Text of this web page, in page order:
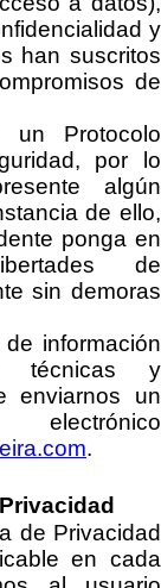
y
han suscritos
de
Protocolo
por lo
algún
de ello,
ponga en
de
sin demoras
información
técnicas y
enviarnos un
.
de Privacidad
en cada